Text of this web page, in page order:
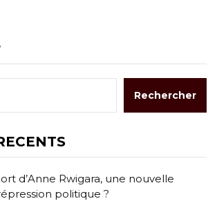
Rechercher
d’Anne Rwigara, une nouvelle
politique ?